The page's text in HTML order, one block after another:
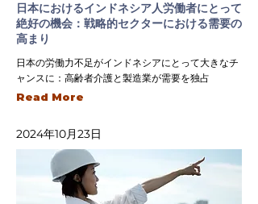
日本におけるインドネシア人労働者にとって
絶好の機会：戦略的セクターにおける需要の
高まり
日本の労働力不足がインドネシアにとって大きなチ
ャンスに：高齢者介護と製造業が需要を独占
Read More
2024年10月23日